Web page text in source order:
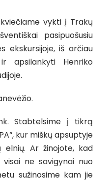
vykti į Trakų
pasipuošusiu
ekskursijoje, iš arčiau
apsilankyti Henriko
Stabtelsime į tikrą
kur miškų apsuptyje
Ar žinojote, kad
ne savigynai nuo
sužinosime kam jie